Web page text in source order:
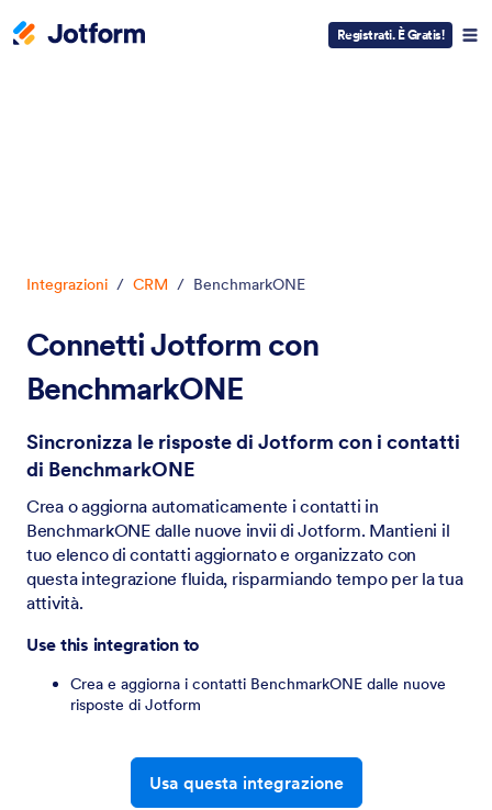
Registrati. È Gratis!
Integrazioni / CRM / BenchmarkONE
Connetti Jotform con
BenchmarkONE
Sincronizza le risposte di Jotform con i contatti
di BenchmarkONE
Crea o aggiorna automaticamente i contatti in
BenchmarkONE dalle nuove invii di Jotform. Mantieni il
tuo elenco di contatti aggiornato e organizzato con
questa integrazione fluida, risparmiando tempo per la tua
attività.
Use this integration to
Crea e aggiorna i contatti BenchmarkONE dalle nuove
risposte di Jotform
Usa questa integrazione